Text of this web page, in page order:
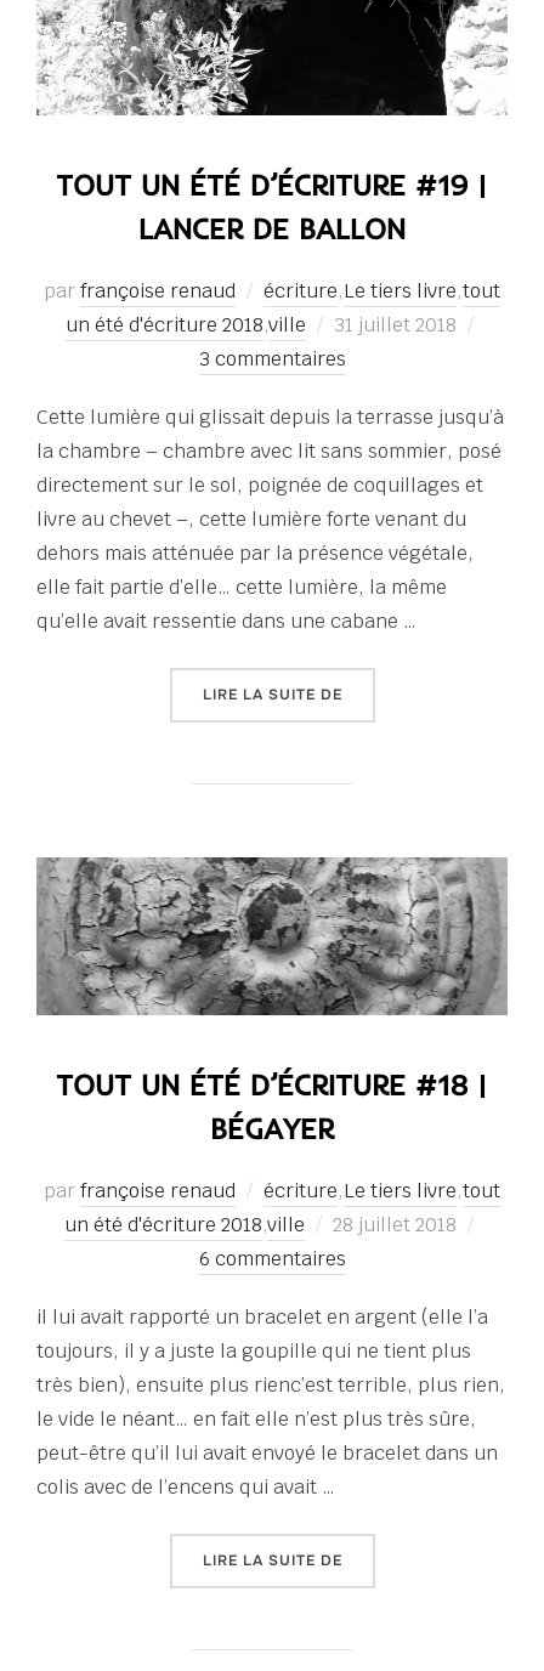
TOUT UN ÉTÉ D’ÉCRITURE #19 |
LANCER DE BALLON
parfrançoise renaud écriture,Le tiers livre,tout
un été d'écriture 2018,ville
Publié
le
31 juillet 2018
3 commentaires
Cette lumière qui glissait depuis la terrasse jusqu’à
la chambre – chambre avec lit sans sommier, posé
directement sur le sol, poignée de coquillages et
livre au chevet –, cette lumière forte venant du
dehors mais atténuée par la présence végétale,
elle fait partie d’elle… cette lumière, la même
qu’elle avait ressentie dans une cabane …
LIRE LA SUITE DE« TOUT UN ÉTÉ
TOUT UN ÉTÉ D’ÉCRITURE #18 |
BÉGAYER
parfrançoise renaud écriture,Le tiers livre,tout
un été d'écriture 2018,ville
Publié
le
28 juillet 2018
6 commentaires
il lui avait rapporté un bracelet en argent (elle l’a
toujours, il y a juste la goupille qui ne tient plus
très bien), ensuite plus rienc’est terrible, plus rien,
le vide le néant… en fait elle n’est plus très sûre,
peut-être qu’il lui avait envoyé le bracelet dans un
colis avec de l’encens qui avait …
LIRE LA SUITE DE« TOUT UN ÉTÉ